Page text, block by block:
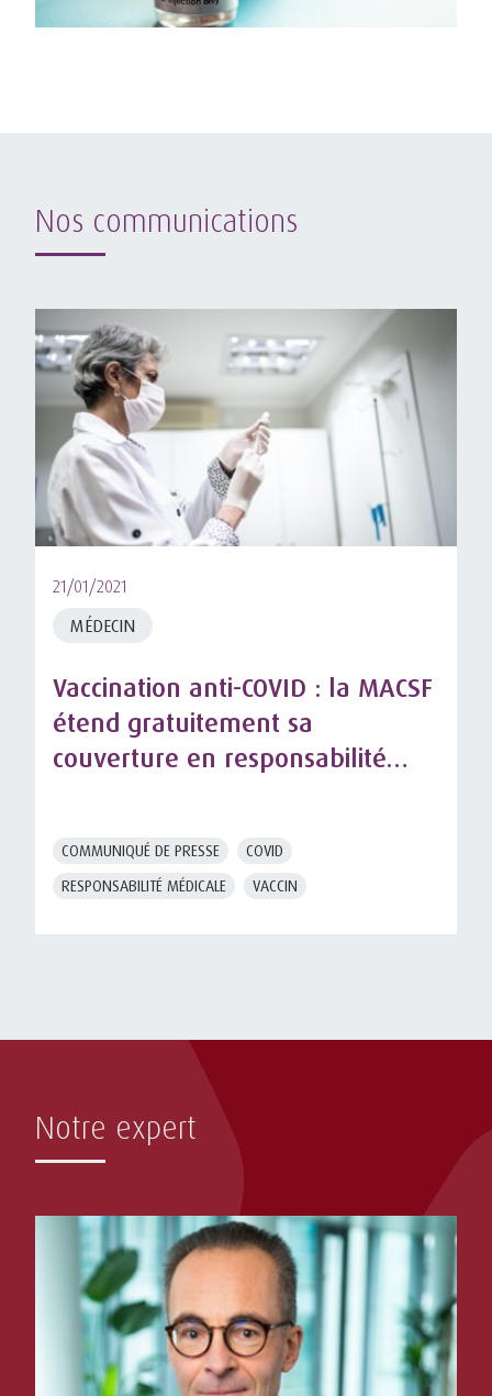
Nos communications
21/01/2021
MÉDECIN
Vaccination anti-COVID : la MACSF
étend gratuitement sa
couverture en responsabilité
COMMUNIQUÉ DE PRESSE
COVID
RESPONSABILITÉ MÉDICALE
VACCIN
Notre expert